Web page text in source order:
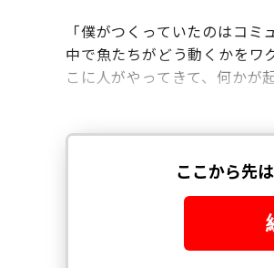
「僕がつくっていたのはコ
中で魚たちがどう動くかをワ
こに人がやってきて、何かが